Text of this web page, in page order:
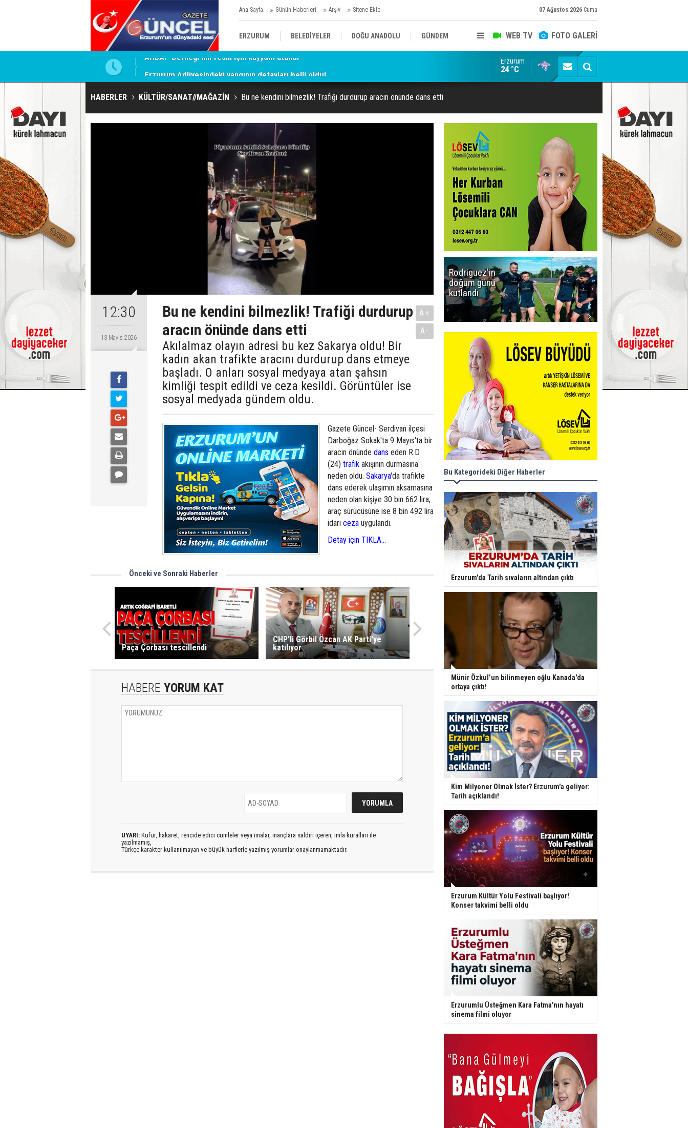
Ana Sayfa Günün Haberleri Arşiv Sitene Ekle 07 Ağustos 2026 Cuma
WEB TV FOTO GALERİ
ERZURUM BELEDİYELER DOĞU ANADOLU GÜNDEM
KÜLTÜR/SANAT//MAĞAZİN BODRUM
Rodriguez'in doğum günü kutlandı
Erzurum
24 °C
HABERLER KÜLTÜR/SANAT//MAĞAZİN Bu ne kendini bilmezlik! Trafiği durdurup aracın önünde dans etti
12:30
13 Mayıs 2026
Bu ne kendini bilmezlik! Trafiği durdurup
aracın önünde dans etti
Akılalmaz olayın adresi bu kez Sakarya oldu! Bir
kadın akan trafikte aracını durdurup dans etmeye
başladı. O anları sosyal medyaya atan şahsın
kimliği tespit edildi ve ceza kesildi. Görüntüler ise
sosyal medyada gündem oldu.
A+
A-
Gazete Güncel- Serdivan ilçesi
Darboğaz Sokak'ta 9 Mayıs'ta bir
aracın önünde dans eden R.D.
(24) trafik akışının durmasına
neden oldu. Sakarya'da trafikte
dans ederek ulaşımın aksamasına
neden olan kişiye 30 bin 662 lira,
araç sürücüsüne ise 8 bin 492 lira
idari ceza uygulandı.
Detay için TIKLA...
Önceki ve Sonraki Haberler
Paça Çorbası tescillendi
CHP'li Görbil Özcan AK Parti'ye
katılıyor
HABERE YORUM KAT
UYARI: Küfür, hakaret, rencide edici cümleler veya imalar, inançlara saldırı içeren, imla kuralları ile
yazılmamış,
Türkçe karakter kullanılmayan ve büyük harflerle yazılmış yorumlar onaylanmamaktadır.
Rodriguez'in
doğum günü
kutlandı
ret! Böyle
biteceğini
kimse tahmin
edemezdi
Bu Kategorideki Diğer Haberler
Erzurum'da Tarih sıvaların altından çıktı
Münir Özkul’un bilinmeyen oğlu Kanada'da
ortaya çıktı!
Kim Milyoner Olmak İster? Erzurum'a geliyor:
Tarih açıklandı!
Erzurum Kültür Yolu Festivali başlıyor!
Konser takvimi belli oldu
Erzurumlu Üsteğmen Kara Fatma'nın hayatı
sinema filmi oluyor